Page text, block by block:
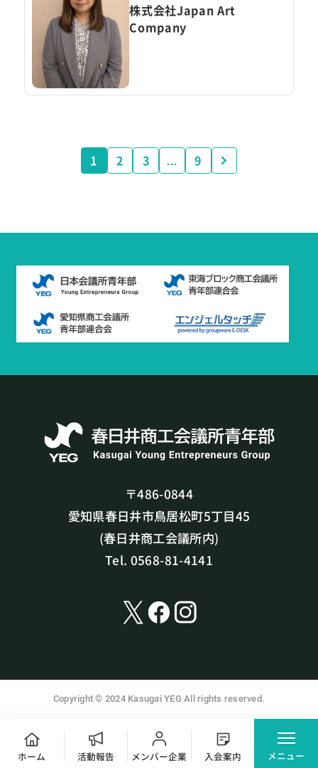
ホーム 活動報告 メンバー企業 入会案内 メニュー
株式会社Japan Art
Company
1 2 3 … 9
〒486-0844
愛知県春日井市鳥居松町5丁目45
(春日井商工会議所内)
Tel. 0568-81-4141
Copyright © 2024 Kasugai YEG All rights reserved.